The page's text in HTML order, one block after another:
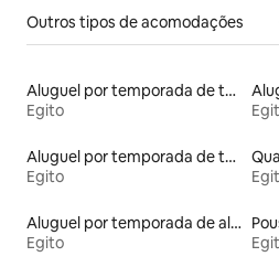
Outros tipos de acomodações
Aluguel por temporada de townhouses
Egito
Aluguel por temporada de tendas
Egito
Aluguel por temporada de alojamentos ecológicos
Egito